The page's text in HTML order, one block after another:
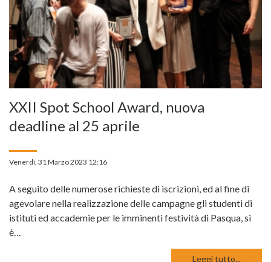
XXII Spot School Award, nuova
deadline al 25 aprile
Venerdì, 31 Marzo 2023 12:16
A seguito delle numerose richieste di iscrizioni, ed al fine di
agevolare nella realizzazione delle campagne gli studenti di
istituti ed accademie per le imminenti festività di Pasqua, si
è…
Leggi tutto...